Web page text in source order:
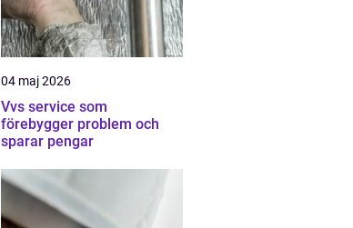
04 maj 2026
Vvs service som
förebygger problem och
sparar pengar